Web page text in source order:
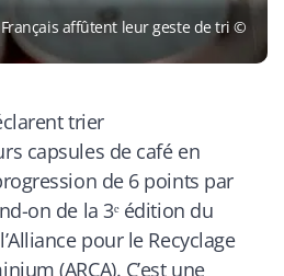
affûtent leur geste de tri ©
trier
capsules de café en
de 6 points par
on de la 3ᵉ édition du
pour le Recyclage
(ARCA). C’est une